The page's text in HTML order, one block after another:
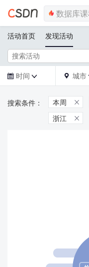
活动首页 发现活动
 时间   城市
本周 
浙江 